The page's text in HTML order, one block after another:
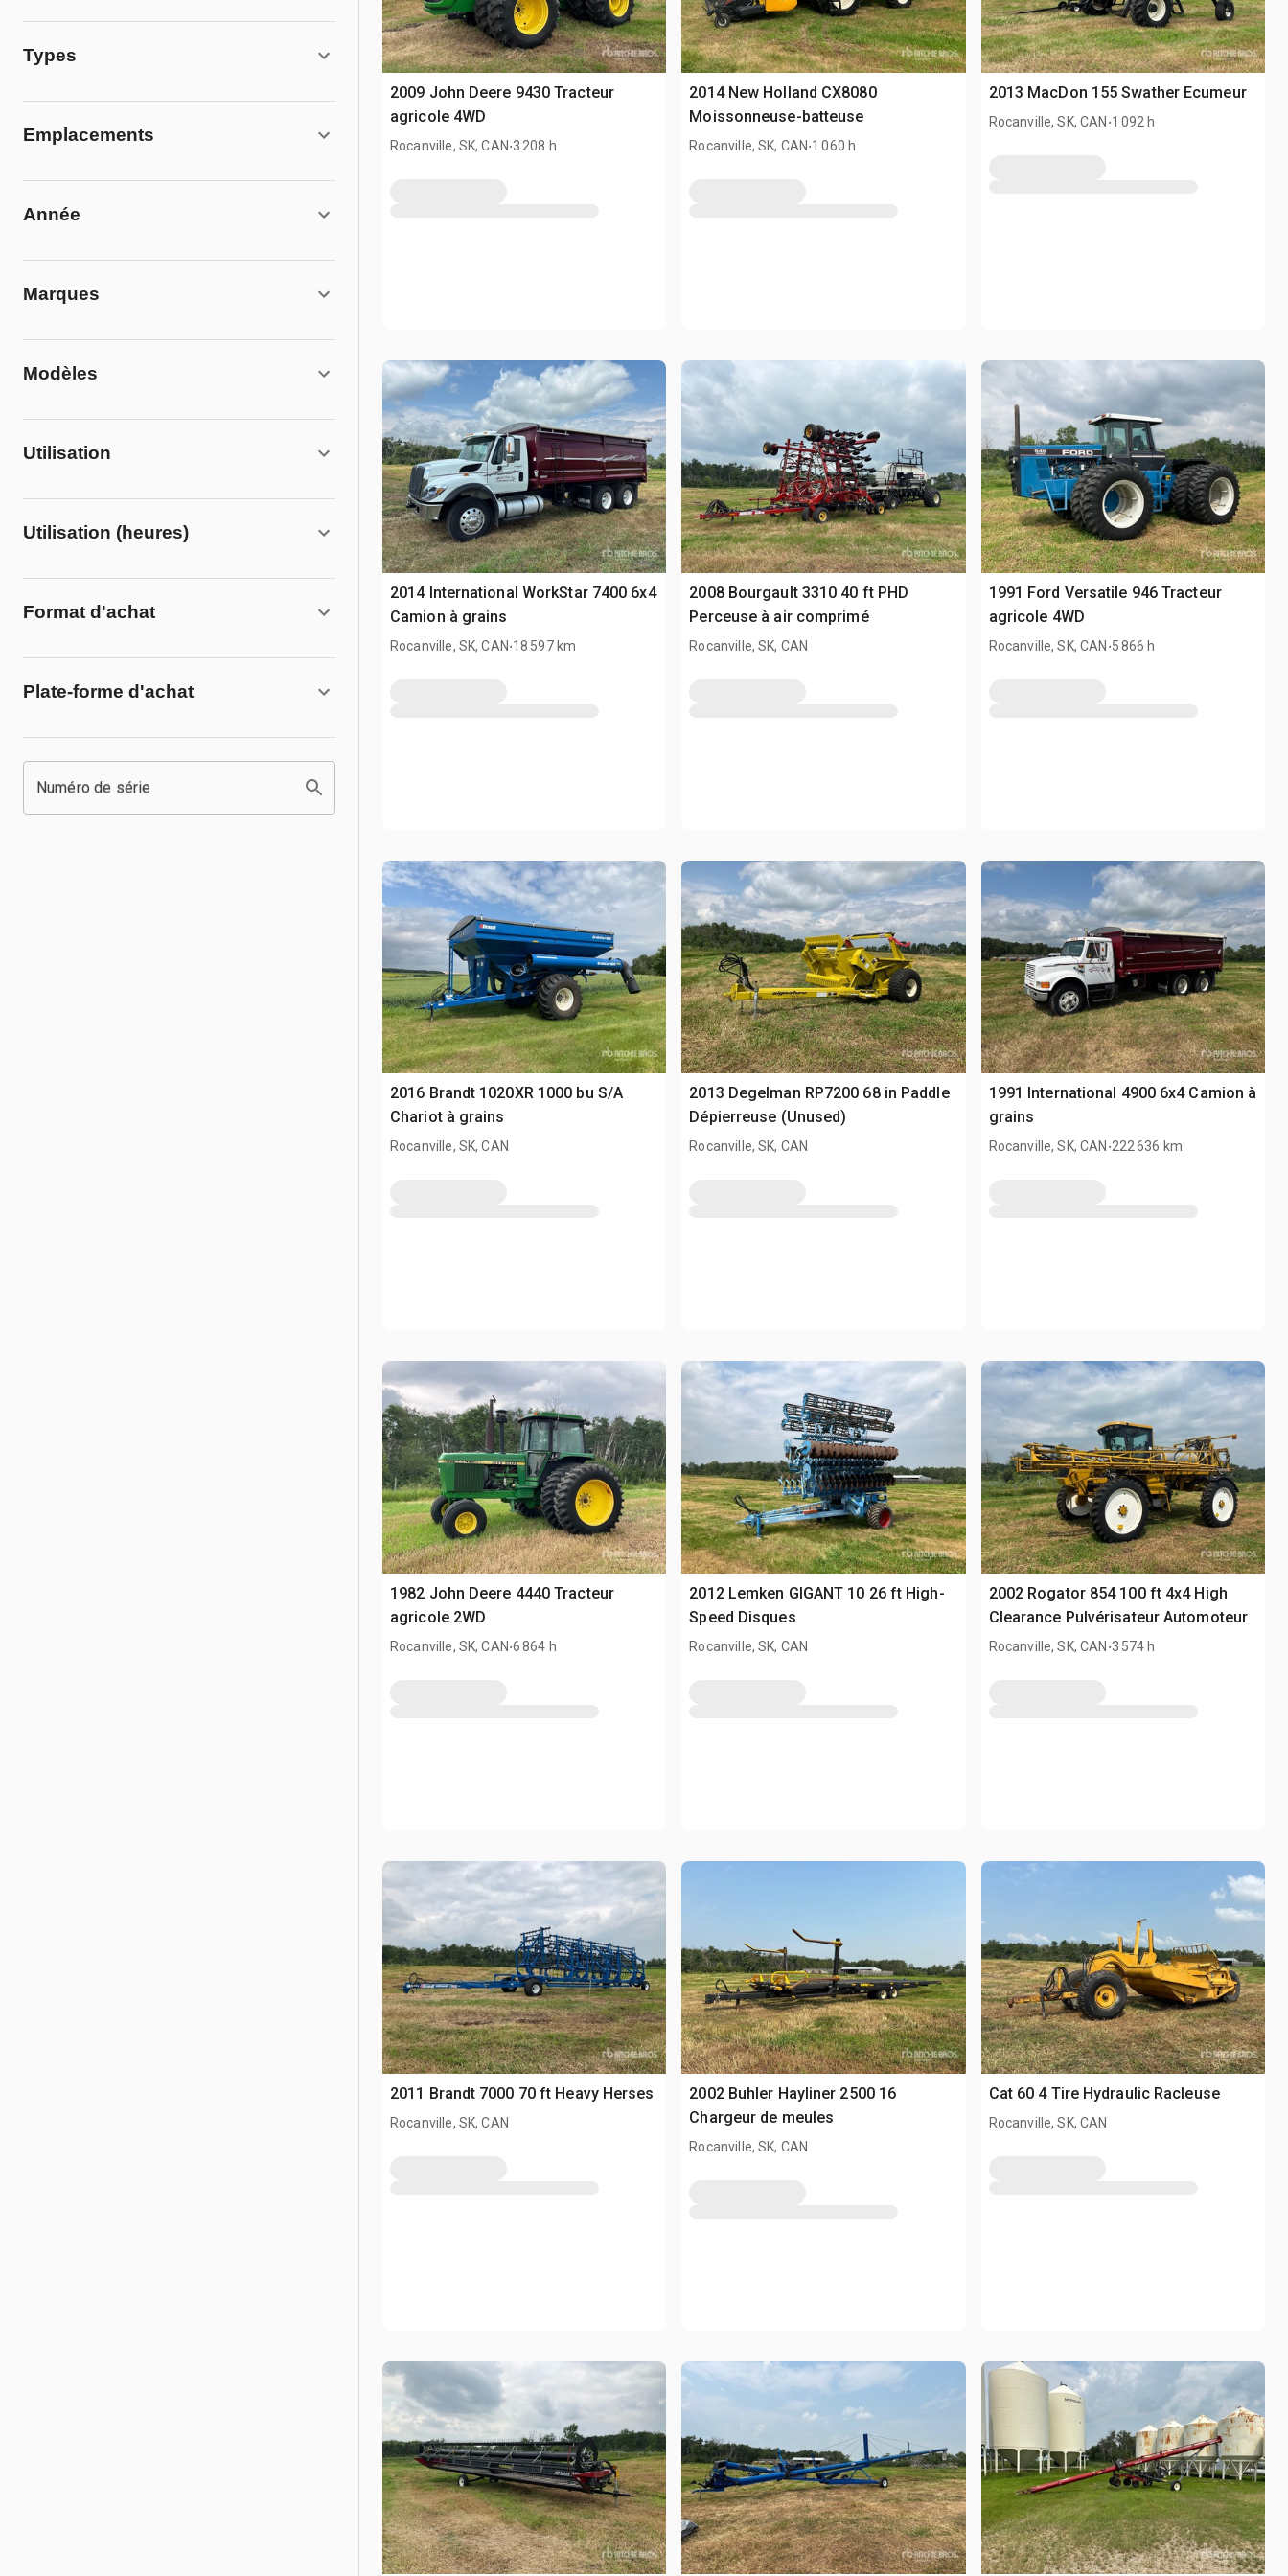
Types
Emplacements
Année
Marques
Modèles
Utilisation
Utilisation (heures)
Format d'achat
Plate-forme d'achat
Numéro de série
2009 John Deere 9430 Tracteur
agricole 4WD
Rocanville, SK, CAN.3 208 h
2014 New Holland CX8080
Moissonneuse-batteuse
Rocanville, SK, CAN.1 060 h
2013 MacDon 155 Swather Ecumeur
Rocanville, SK, CAN .1 092 h
2014 International WorkStar 7400 6x4
Camion à grains
Rocanville, SK, CAN.18 597 km
2008 Bourgault 3310 40 ft PHD
Perceuse à air comprimé
Rocanville, SK, CAN
1991 Ford Versatile 946 Tracteur
agricole 4WD
Rocanville, SK, CAN .5 866 h
2016 Brandt 1020XR 1000 bu S/A
Chariot à grains
Rocanville, SK, CAN
2013 Degelman RP7200 68 in Paddle
Dépierreuse (Unused)
Rocanville, SK, CAN
1991 International 4900 6x4 Camion à
grains
Rocanville, SK, CAN .222 636 km
1982 John Deere 4440 Tracteur
agricole 2WD
Rocanville, SK, CAN.6 864 h
2012 Lemken GIGANT 10 26 ft High-
Speed Disques
Rocanville, SK, CAN
2002 Rogator 854 100 ft 4x4 High
Clearance Pulvérisateur Automoteur
Rocanville, SK, CAN .3 574 h
2011 Brandt 7000 70 ft Heavy Herses
Rocanville, SK, CAN
2002 Buhler Hayliner 2500 16
Chargeur de meules
Rocanville, SK, CAN
Cat 60 4 Tire Hydraulic Racleuse
Rocanville, SK, CAN